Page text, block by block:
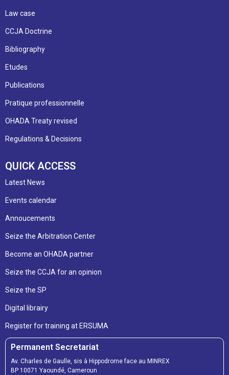
Law case
CCJA Doctrine
Bibliography
Etudes
Publications
Pratique professionnelle
OHADA Treaty revised
Regulations & Decisions
QUICK ACCESS
Latest News
Events calendar
Annoucements
Seize the Arbitration Center
Become an OHADA partner
Seize the CCJA for an opinion
Seize the SP
Digital librairy
Register for training at ERSUMA
Permanent Secretariat
Av. Charles de Gaulle, sis à Hippodrome face au MINREX
BP 10071 Yaoundé, Cameroun